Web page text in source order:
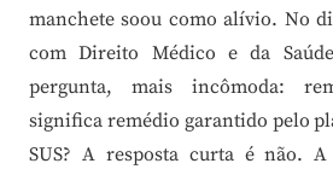
manchete soou como alívio. No
com Direito Médico e da
pergunta, mais incômoda:
significa remédio garantido pelo
SUS? A resposta curta é não.